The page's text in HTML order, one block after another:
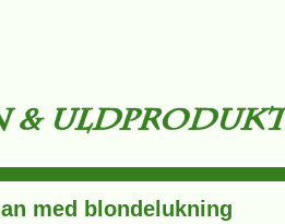
med blondelukning